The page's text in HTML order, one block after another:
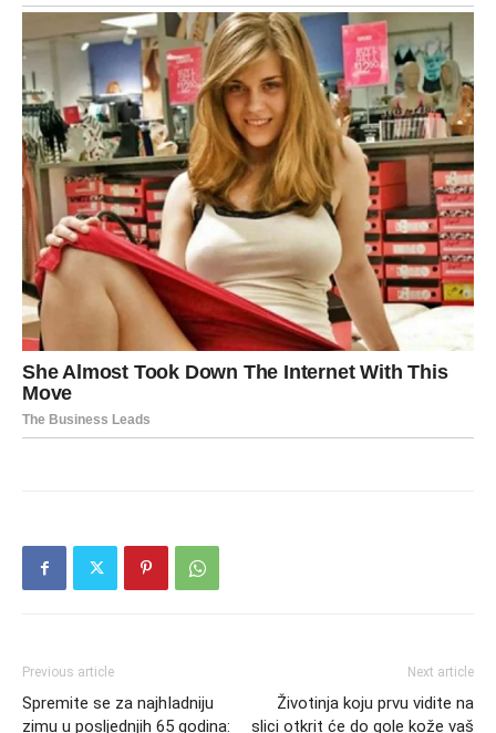
Previous article
Spremite se za najhIadniju
zimu u posljednjih 65 godina:
Next article
Životinja koju prvu vidite na
slici otkrit će do gole kože vaš